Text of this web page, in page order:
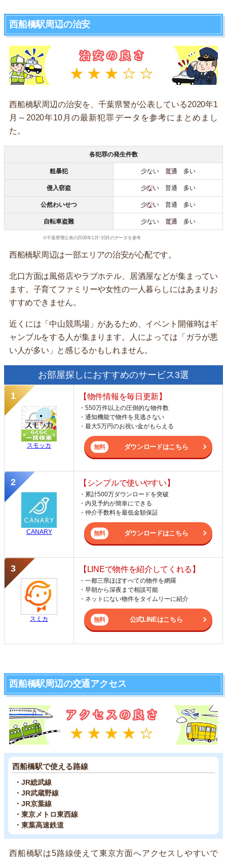
西船橋駅周辺の治安
西船橋駅周辺の治安を、千葉県警が公表している2020年1
月～2020年10月の最新犯罪データを参考にまとめまし
た。
各犯罪の発生件数
粗暴犯 少ない 普通 多い
侵入窃盗 少ない普通 多い
公然わいせつ 少ない普通 多い
自転車盗難 少ない 普通 多い
※千葉県警公表の2020年1月~10月のデータを参考
西船橋駅周辺は一部エリアの治安が心配です。
北口方面は風俗店やラブホテル、居酒屋などが集まってい
ます。子育てファミリーや女性の一人暮らしにはあまりお
すすめできません。
近くには「中山競馬場」があるため、イベント開催時はギ
ャンブルをする人が集まります。人によっては「ガラが悪
い人が多い」と感じるかもしれません。
お部屋探しにおすすめのサービス3選
スモッカ
【物件情報を毎日更新】
・550万件以上の圧倒的な物件数
・通知機能で物件を見逃さない
・最大5万円のお祝い金がもらえる
ダウンロードはこちら
CANARY
【シンプルで使いやすい】
・累計500万ダウンロードを突破
・内見予約が簡単にできる
・仲介手数料を最低金額保証
ダウンロードはこちら
スミカ
【LINEで物件を紹介してくれる】
・一都三県ほぼすべての物件を網羅
・早朝から深夜まで相談可能
・ネットにない物件をタイムリーに紹介
公式LINEはこちら
西船橋駅周辺の交通アクセス
西船橋駅で使える路線
・JR総武線
・JR武蔵野線
・JR京葉線
・東京メトロ東西線
・東葉高速鉄道
西船橋駅は5路線使えて東京方面へアクセスしやすいで